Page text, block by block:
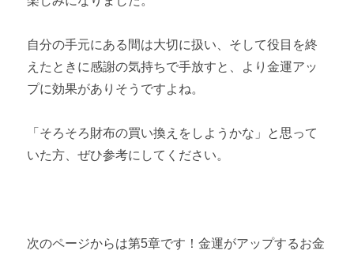
自分の手元にある間は大切に扱い、そして役目を終
えたときに感謝の気持ちで手放すと、より金運アッ
プに効果がありそうですよね。
「そろそろ財布の買い換えをしようかな」と思って
いた方、ぜひ参考にしてください。
次のページからは第5章です！金運がアップするお金